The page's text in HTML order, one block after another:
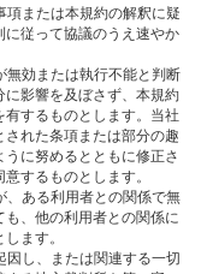
または本規約の解釈に疑
従って協議のうえ速やか
無効または執⾏不能と判断
影響を及ぼさず、本規約
するものとします。当社
れた条項または部分の趣
に努めるとともに修正さ
するものとします。
、ある利⽤者との関係で無
、他の利⽤者との関係に
ます。
し、または関連する⼀切